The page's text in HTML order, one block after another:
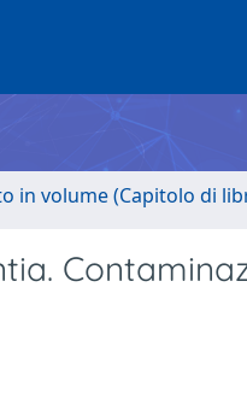
in volume (Capitolo di